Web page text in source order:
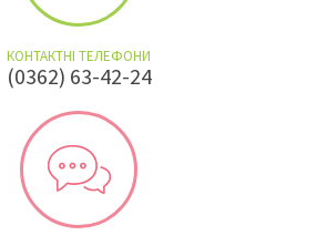
КОНТАКТНІ ТЕЛЕФОНИ
(0362) 63-42-24